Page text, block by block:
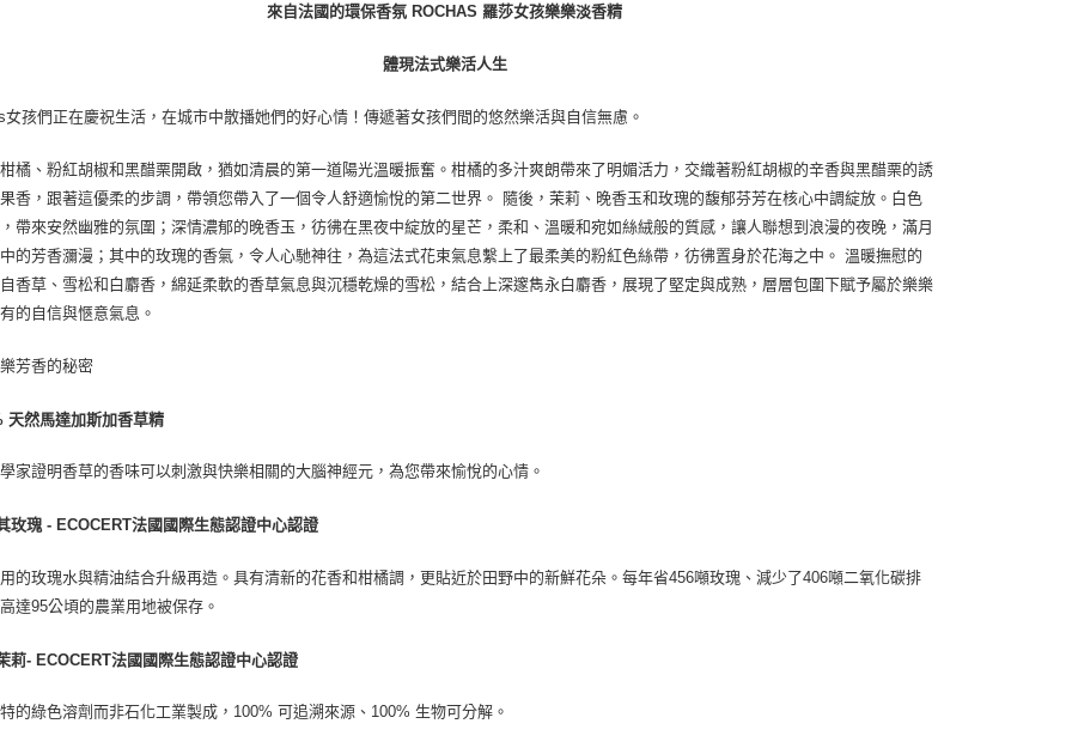
來自法國的環保香氛 ROCHAS 羅莎女孩樂樂淡香精
體現法式樂活人生
女孩們正在慶祝生活，在城市中散播她們的好心情！傳遞著女孩們間的悠然樂活與自信無慮。
橘、粉紅胡椒和黑醋栗開啟，猶如清晨的第一道陽光溫暖振奮。柑橘的多汁爽朗帶來了明媚活力，交織著粉紅胡椒的辛香與黑醋栗的誘
香，跟著這優柔的步調，帶領您帶入了一個令人舒適愉悅的第二世界。 隨後，茉莉、晚香玉和玫瑰的馥郁芬芳在核心中調綻放。白色
帶來安然幽雅的氛圍；深情濃郁的晚香玉，彷彿在黑夜中綻放的星芒，柔和、溫暖和宛如絲絨般的質感，讓人聯想到浪漫的夜晚，滿月
的芳香瀰漫；其中的玫瑰的香氣，令人心馳神往，為這法式花束氣息繫上了最柔美的粉紅色絲帶，彷彿置身於花海之中。 溫暖撫慰的
香草、雪松和白麝香，綿延柔軟的香草氣息與沉穩乾燥的雪松，結合上深邃雋永白麝香，展現了堅定與成熟，層層包圍下賦予屬於樂樂
的自信與愜意氣息。
芳香的秘密
天然馬達加斯加香草精
家證明香草的香味可以刺激與快樂相關的大腦神經元，為您帶來愉悅的心情。
玫瑰 - ECOCERT法國國際生態認證中心認證
的玫瑰水與精油結合升級再造。具有清新的花香和柑橘調，更貼近於田野中的新鮮花朵。每年省456噸玫瑰、減少了406噸二氧化碳排
達95公頃的農業用地被保存。
莉- ECOCERT法國國際生態認證中心認證
的綠色溶劑而非石化工業製成，100% 可追溯來源、100% 生物可分解。